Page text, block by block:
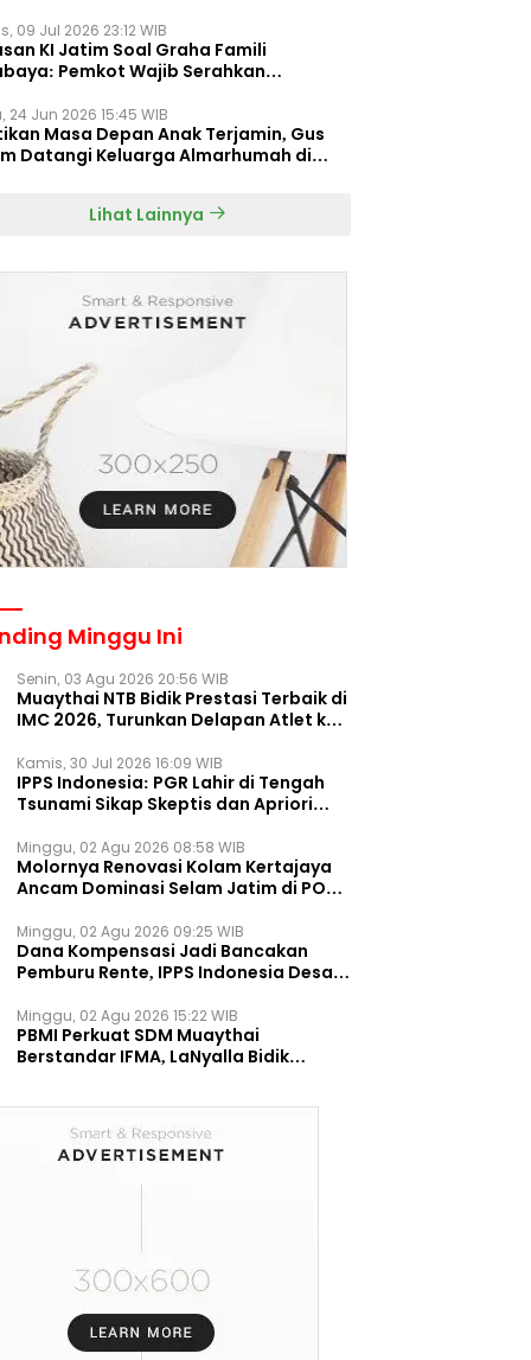
09 Jul 2026 23:12 WIB
KI Jatim Soal Graha Famili
Pemkot Wajib Serahkan
24 Jun 2026 15:45 WIB
Masa Depan Anak Terjamin, Gus
Datangi Keluarga Almarhumah di
Lihat Lainnya
Minggu Ini
Senin, 03 Agu 2026 20:56 WIB
Muaythai NTB Bidik Prestasi Terbaik di
IMC 2026, Turunkan Delapan Atlet ke
Kamis, 30 Jul 2026 16:09 WIB
IPPS Indonesia: PGR Lahir di Tengah
Tsunami Sikap Skeptis dan Apriori
Minggu, 02 Agu 2026 08:58 WIB
Molornya Renovasi Kolam Kertajaya
Ancam Dominasi Selam Jatim di PON
Minggu, 02 Agu 2026 09:25 WIB
Dana Kompensasi Jadi Bancakan
Pemburu Rente, IPPS Indonesia Desak
Permanen
Minggu, 02 Agu 2026 15:22 WIB
PBMI Perkuat SDM Muaythai
Berstandar IFMA, LaNyalla Bidik